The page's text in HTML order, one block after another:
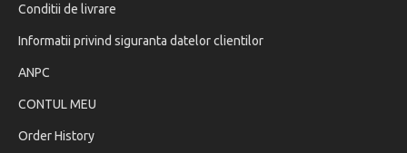
Conditii de livrare
Informatii privind siguranta datelor clientilor
ANPC
CONTUL MEU
Order History